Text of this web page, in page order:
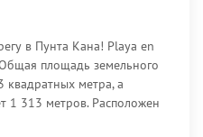
в Пунта Кана! Playa en
площадь земельного
квадратных метра, а
1 313 метров. Расположен